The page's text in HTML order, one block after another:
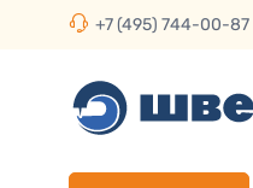
+7 (495) 744-00-87